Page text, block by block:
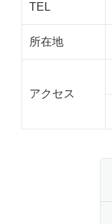
TEL
所在地
アクセス